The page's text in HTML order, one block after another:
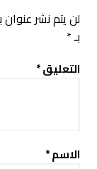
لن يتم نشر عنوان
بـ*
التعليق*
الاسم*